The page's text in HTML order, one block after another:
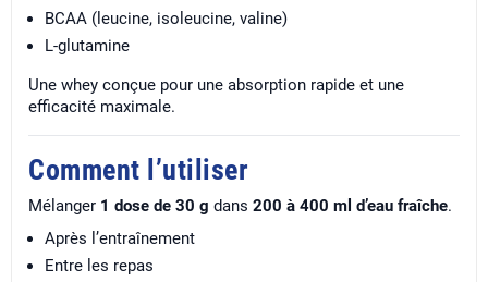
BCAA (leucine, isoleucine, valine)
L-glutamine
Une whey conçue pour une absorption rapide et une
efficacité maximale.
Comment l’utiliser
Mélanger 1 dose de 30 g dans 200 à 400 ml d’eau fraîche.
Après l’entraînement
Entre les repas